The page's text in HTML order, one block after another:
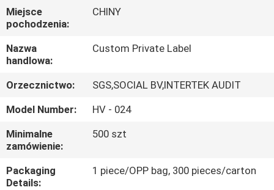
O
NAS
WYCIECZKA
PO
FABRYCE
KONTROLA
JAKOŚCI
Miejsce
pochodzenia:
CHINY
Nazwa
handlowa:
Custom Private Label
Orzecznictwo:
SGS,SOCIAL BV,INTERTEK AUDIT
Model Number:
HV - 024
Minimalne
zamówienie:
500 szt
Packaging
Details:
1 piece/OPP bag, 300 pieces/carton